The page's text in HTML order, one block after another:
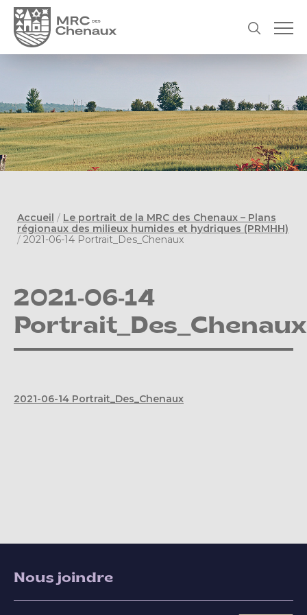
Accueil / Le portrait de la MRC des Chenaux – Plans
régionaux des milieux humides et hydriques (PRMHH)
/ 2021-06-14 Portrait_Des_Chenaux
2021-06-14
Portrait_Des_Chenaux
2021-06-14 Portrait_Des_Chenaux
Nous joindre